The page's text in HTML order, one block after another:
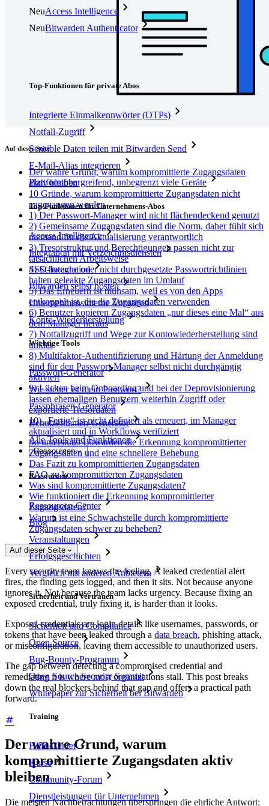
NeuAccess Intelligence
NeuBitwarden Authenticator
Top-Funktionen für private Abos
Integrierte Einmalkennwörter (OTPs)
Notfall-Zugriff
Sensible Daten teilen mit Bitwarden Send
E-Mail-Alias integrieren
Plattformübergreifend, unbegrenzt viele Geräte
Top-Funktionen für Unternehmens-Abos
Access Intelligence
Integration mit Verzeichnisdiensten
SSO-Integration
Bitwarden selbst hosten
Unternehmensinterne Vorgaben
Konto-Wiederherstellung
Wichtige Tools
Passwort-Generator
Wie sicher ist mein Passwort?
Passphrasen-Generator
Benutzernamen-Generator
Alle Tools und Funktionen
Ressourcen
Ressourcen
Ressourcen-Center
Blog
Veranstaltungen
Erfolgsgeschichten
Vergleich mit anderen Anbietern
Sicherheit und Vertrauen
Sicherheit und Compliance
Open Source
Bug-Bounty-Programm
Open Source Security Summit
Whitepaper zur Sicherheit bei Bitwarden
Training
Hilfe-Center
Kurse
Community-Forum
Dienstleistungen für Unternehmen
Auf dieser Seite
Der wahre Grund, warum kompromittierte Zugangsdaten
aktiv bleiben
10 Gründe, warum kompromittierte Zugangsdaten nicht
angegangen werden
1) Der Passwort-Manager wird nicht flächendeckend genutzt
2) Gemeinsame Zugangsdaten sind die Norm, daher fühlt sich
niemand für die Aktualisierung verantwortlich
3) Tresorstruktur und Berechtigungen passen nicht zur
tatsächlichen Arbeitsweise
4) Schwache oder nicht durchgesetzte Passwortrichtlinien
halten geleakte Zugangsdaten im Umlauf
5) Das Erneuern ist mühsam, weil es von den Apps
entkoppelt ist, die die Zugangsdaten verwenden
6) Benutzer kopieren Zugangsdaten „nur dieses eine Mal“ aus
dem Manager heraus
7) Notfallzugriff und Wege zur Kontowiederherstellung sind
unklar
8) Multifaktor-Authentifizierung und Härtung der Anmeldung
sind für den Passwort-Manager selbst nicht durchgängig
aktiviert
9) Lücken beim Onboarding und bei der Deprovisionierung
lassen ehemaligen Benutzern weiterhin Zugriff oder
exportierte Tresordaten
10) „Fertig“ ist nicht definiert als erneuert, im Manager
aktualisiert und in Workflows verifiziert
So unterstützt Bitwarden die Erkennung kompromittierter
Zugangsdaten und eine schnellere Behebung
Das Fazit zu kompromittierten Zugangsdaten
FAQ zu kompromittierten Zugangsdaten
Was sind kompromittierte Zugangsdaten?
Wie funktioniert die Erkennung kompromittierter
Zugangsdaten?
Warum ist eine Schwachstelle durch kompromittierte
Zugangsdaten schwer zu beheben?
Auf dieser Seite
Every security team knows the feeling. A leaked credential alert
fires, the finding gets logged, and then it sits. Not because anyone
ignores it. Not because the team lacks urgency. Because fixing an
exposed credential, truly fixing it, is harder than it looks.
Exposed credentials are login details like usernames, passwords, or
tokens that have been leaked through a data breach, phishing attack,
or misconfiguration, leaving them accessible to unauthorized users.
The gap between detecting a compromised credential and
remediating it is where most organizations stall. This post breaks
down the real blockers behind that gap and offers a practical path
forward.
Der wahre Grund, warum
kompromittierte Zugangsdaten aktiv
bleiben
Die meisten Nachbetrachtungen überspringen die ehrliche Antwort: